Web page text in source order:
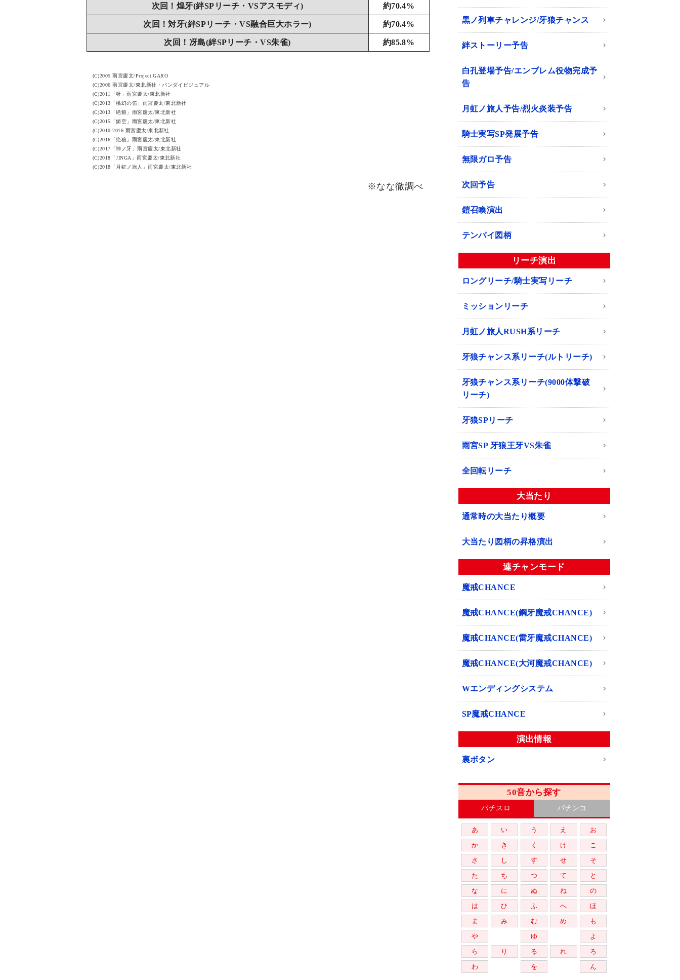
次回！煌牙(絆SPリーチ・VSアスモディ) 約70.4%
次回！対牙(絆SPリーチ・VS融合巨大ホラー) 約70.4%
次回！冴島(絆SPリーチ・VS朱雀) 約85.8%
(C)2005 雨宮慶太/Project GARO
(C)2006 雨宮慶太/東北新社・バンダイビジュアル
(C)2011「呀」雨宮慶太/東北新社
(C)2013「桃幻の笛」雨宮慶太/東北新社
(C)2013「絶狼」雨宮慶太/東北新社
(C)2015「媚空」雨宮慶太/東北新社
(C)2010-2016 雨宮慶太/東北新社
(C)2016「絶狼」雨宮慶太/東北新社
(C)2017「神ノ牙」雨宮慶太/東北新社
(C)2018「JINGA」雨宮慶太/東北新社
(C)2018「月虹ノ旅人」雨宮慶太/東北新社
※なな徹調べ
黒ノ列車チャレンジ/牙狼チャンス
絆ストーリー予告
白孔登場予告/エンブレム役物完成予
告
月虹ノ旅人予告/烈火炎装予告
騎士実写SP発展予告
無限ガロ予告
次回予告
鎧召喚演出
テンパイ図柄
リーチ演出
ロングリーチ/騎士実写リーチ
ミッションリーチ
月虹ノ旅人RUSH系リーチ
牙狼チャンス系リーチ(ルトリーチ)
牙狼チャンス系リーチ(9000体撃破
リーチ)
牙狼SPリーチ
雨宮SP 牙狼王牙VS朱雀
全回転リーチ
大当たり
通常時の大当たり概要
大当たり図柄の昇格演出
連チャンモード
魔戒CHANCE
魔戒CHANCE(鋼牙魔戒CHANCE)
魔戒CHANCE(雷牙魔戒CHANCE)
魔戒CHANCE(大河魔戒CHANCE)
Wエンディングシステム
SP魔戒CHANCE
演出情報
裏ボタン
50音から探す
パチスロ パチンコ
あ い う え
お
か
き く け
こ
さ
し す せ
そ
た
ち つ て
と
な
に ぬ ね
の
は
ひ ふ へ
ほ
ま
み む め
も
や
ゆ
よ
ら
り る れ
ろ
わ
を ん